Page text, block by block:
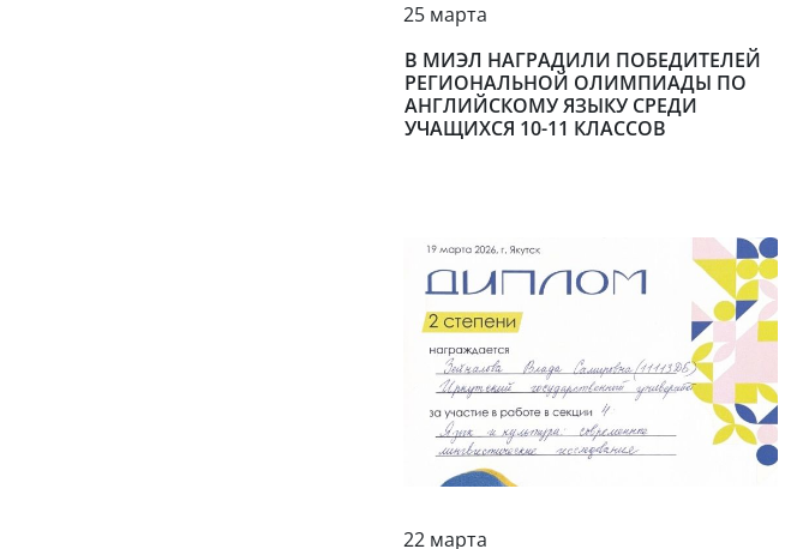
25 марта
В МИЭЛ НАГРАДИЛИ ПОБЕДИТЕЛЕЙ
РЕГИОНАЛЬНОЙ ОЛИМПИАДЫ ПО
АНГЛИЙСКОМУ ЯЗЫКУ СРЕДИ
УЧАЩИХСЯ 10-11 КЛАССОВ
22 марта